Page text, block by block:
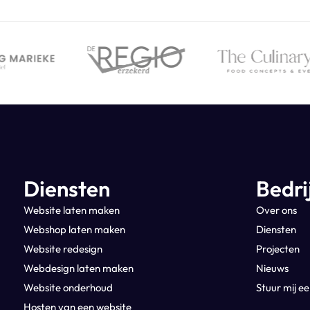
Diensten
Website laten maken
Webshop laten maken
Website redesign
Webdesign laten maken
Website onderhoud
Hosten van een website
Over ons
Diensten
Projecten
Nieuws
Stuur mij